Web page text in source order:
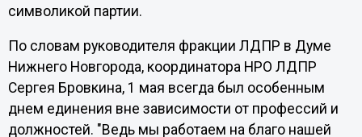
символикой партии.
По словам руководителя фракции ЛДПР в Думе
Нижнего Новгорода, координатора НРО ЛДПР
Сергея Бровкина, 1 мая всегда был особенным
днем единения вне зависимости от профессий и
должностей. "Ведь мы работаем на благо нашей